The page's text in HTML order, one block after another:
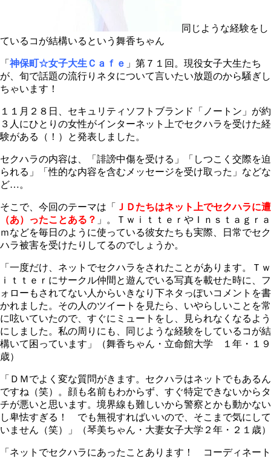
同じような経験をし
ているコが結構いるという舞香ちゃん
「 神保町☆女子大生Ｃａｆｅ 」第７１回。現役女子大生たち
が、旬で話題の流行りネタについて言いたい放題のから騒ぎし
ちゃいます！
１１月２８日、セキュリティソフトブランド「ノートン」が約
３人にひとりの女性がインターネット上でセクハラを受けた経
験がある（！）と発表しました。
セクハラの内容は、「誹謗中傷を受ける」「しつこく交際を迫
られる」「性的な内容を含むメッセージを受け取った」などな
ど…。
そこで、今回のテーマは「
ＪＤたちはネット上でセクハラに遭
（あ）ったことある？ 」。ＴｗｉｔｔｅｒやＩｎｓｔａｇｒａ
ｍなどを毎日のように使っている彼女たちも実際、日常でセク
ハラ被害を受けたりしてるのでしょうか。
「一度だけ、ネットでセクハラをされたことがあります。Ｔｗ
ｉｔｔｅｒにサークル仲間と遊んでいる写真を載せた時に、フ
ォローもされてない人からいきなり下ネタっぽいコメントを書
かれました。その人のツイートを見たら、いやらしいことを常
に呟いていたので、すぐにミュートをし、見られなくなるよう
にしました。私の周りにも、同じような経験をしているコが結
構いて困っています」（舞香ちゃん・立命館大学 １年・１９
歳）
「ＤＭでよく変な質問がきます。セクハラはネットでもあるん
ですね（笑）。顔も名前もわからず、すぐ特定できないからタ
チが悪いと思います。境界線も難しいから警察とかも動かない
し卑怯すぎる！ でも無視すればいいので、そこまで気にして
いません（笑）」（琴美ちゃん・大妻女子大学２年・２１歳）
「ネットでセクハラにあったことあります！ コーディネート